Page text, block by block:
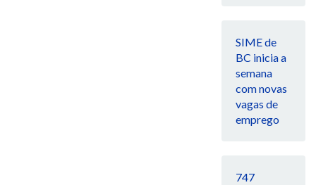
SIME de
BC inicia a
semana
com novas
vagas de
emprego
747